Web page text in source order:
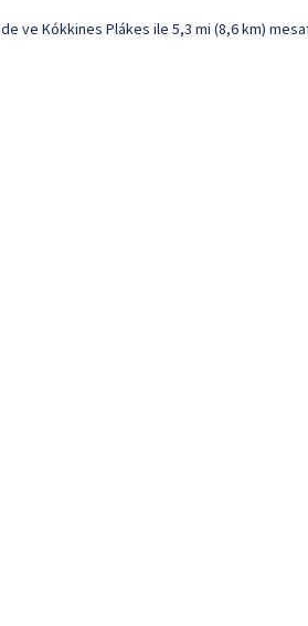
Kókkines Plákes ile 5,3 mi (8,6 km)